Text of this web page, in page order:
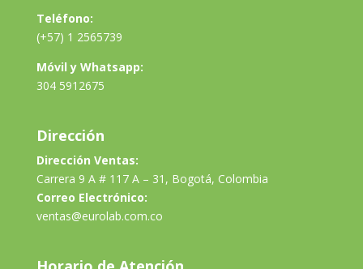
Teléfono:
(+57) 1 2565739
Móvil y Whatsapp:
304 5912675
Dirección
Dirección Ventas:
Carrera 9 A # 117 A – 31, Bogotá, Colombia
Correo Electrónico:
ventas@eurolab.com.co